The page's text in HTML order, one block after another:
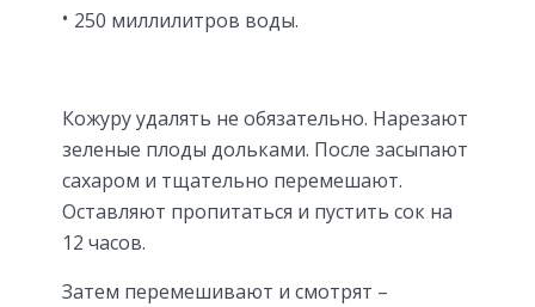
250 миллилитров воды.
Кожуру удалять не обязательно. Нарезают
зеленые плоды дольками. После засыпают
сахаром и тщательно перемешают.
Оставляют пропитаться и пустить сок на
12 часов.
Затем перемешивают и смотрят –